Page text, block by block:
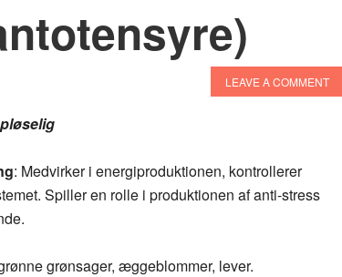
LEAVE A COMMENT
: Medvirker i energiproduktionen, kontrollerer
Spiller en rolle i produktionen af anti-stress
grønsager, æggeblommer, lever.